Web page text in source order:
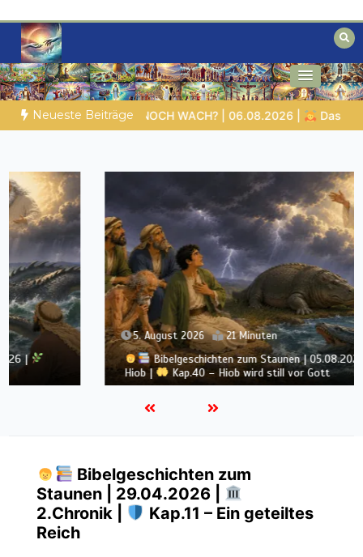
Inhalt
springen
Geheimnisse der Bibel
Biblische Einsichten für Menschen auf
der Suche
Neueste Beiträge
was du geben kannst VON BABYLON ZUM EWIGEN REICH
5. August 2026 21 Minuten
Bibelgeschichten zum Staunen | 05.08.2026 |
Kap.40 – Hiob wird still vor Gott
Bibelgeschichten zum
Staunen | 29.04.2026 |
2.Chronik |
Kap.11 – Ein geteiltes
Reich